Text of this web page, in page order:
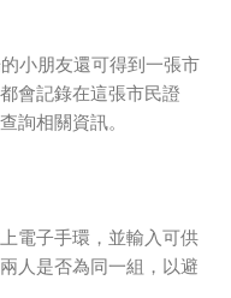
小朋友還可得到一張市
會記錄在這張市民證
詢相關資訊。
電子手環，並輸入可供
人是否為同一組，以避